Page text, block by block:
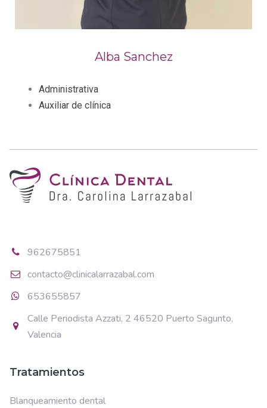
Alba Sanchez
Administrativa
Auxiliar de clínica
962675851
contacto@clinicalarrazabal.com
653655857
Calle Periodista Azzati, 2 46520 Puerto Sagunto,
Valencia
Tratamientos
Blanqueamiento dental